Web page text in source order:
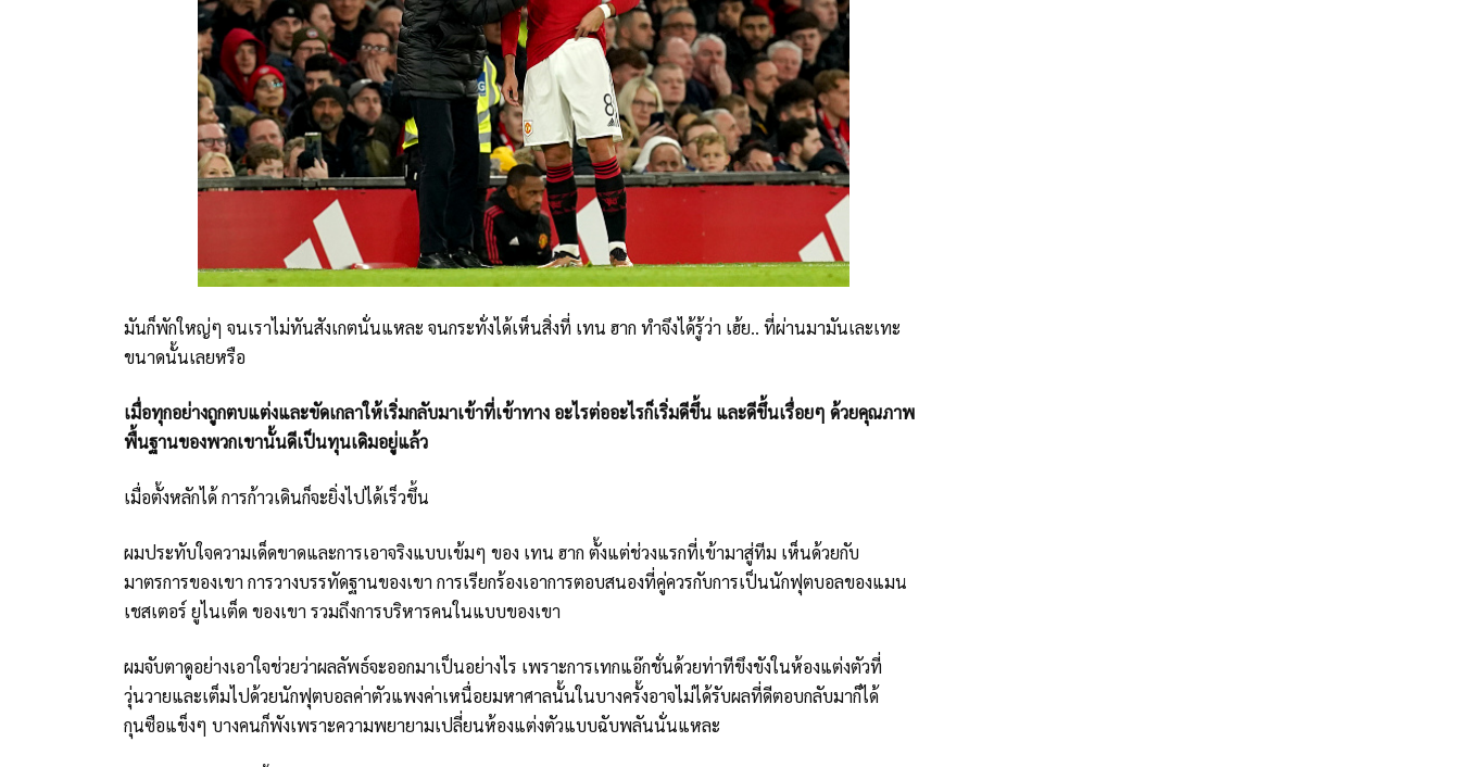
มันก็พักใหญ่ๆ จนเราไม่ทันสังเกตนั่นแหละ จนกระทั่งได้เห็นสิ่งที่ เทน ฮาก ทำจึงได้รู้ว่า เฮ้ย.. ที่ผ่านมามันเละเทะ
ขนาดนั้นเลยหรือ
เมื่อทุกอย่างถูกตบแต่งและขัดเกลาให้เริ่มกลับมาเข้าที่เข้าทาง อะไรต่ออะไรก็เริ่มดีขึ้น และดีขึ้นเรื่อยๆ ด้วยคุณภาพ
พื้นฐานของพวกเขานั้นดีเป็นทุนเดิมอยู่แล้ว
เมื่อตั้งหลักได้ การก้าวเดินก็จะยิ่งไปได้เร็วขึ้น
ผมประทับใจความเด็ดขาดและการเอาจริงแบบเข้มๆ ของ เทน ฮาก ตั้งแต่ช่วงแรกที่เข้ามาสู่ทีม เห็นด้วยกับ
มาตรการของเขา การวางบรรทัดฐานของเขา การเรียกร้องเอาการตอบสนองที่คู่ควรกับการเป็นนักฟุตบอลของแมน
เชสเตอร์ ยูไนเต็ด ของเขา รวมถึงการบริหารคนในแบบของเขา
ผมจับตาดูอย่างเอาใจช่วยว่าผลลัพธ์จะออกมาเป็นอย่างไร เพราะการเทกแอ๊กชั่นด้วยท่าทีขึงขังในห้องแต่งตัวที่
วุ่นวายและเต็มไปด้วยนักฟุตบอลค่าตัวแพงค่าเหนื่อยมหาศาลนั้นในบางครั้งอาจไม่ได้รับผลที่ดีตอบกลับมาก็ได้
กุนซือแข็งๆ บางคนก็พังเพราะความพยายามเปลี่ยนห้องแต่งตัวแบบฉับพลันนั่นแหละ